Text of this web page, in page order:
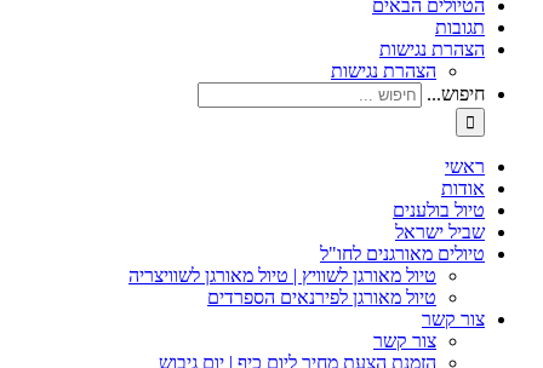
הטיולים הבאים
תגובות
הצהרת נגישות
הצהרת נגישות
חיפוש...
ראשי
אודות
טיול בולענים
שביל ישראל
טיולים מאורגנים לחו"ל
טיול מאורגן לשוויץ | טיול מאורגן לשוויצריה
טיול מאורגן לפירנאים הספרדים
צור קשר
צור קשר
הזמנת הצעת מחיר ליום כיף | יום גיבוש